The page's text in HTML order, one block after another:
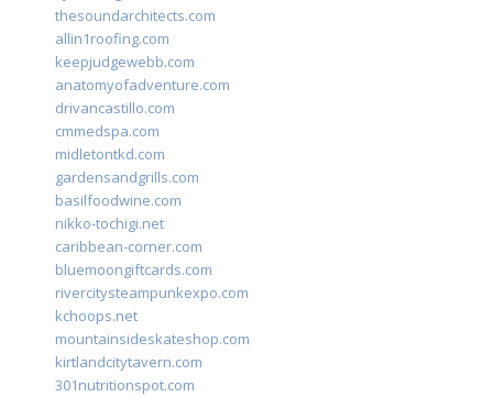
thesoundarchitects.com
allin1roofing.com
keepjudgewebb.com
anatomyofadventure.com
drivancastillo.com
cmmedspa.com
midletontkd.com
gardensandgrills.com
basilfoodwine.com
nikko-tochigi.net
caribbean-corner.com
bluemoongiftcards.com
rivercitysteampunkexpo.com
kchoops.net
mountainsideskateshop.com
kirtlandcitytavern.com
301nutritionspot.com